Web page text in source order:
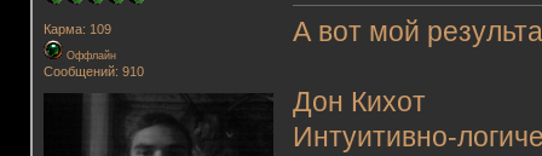
Карма: 109
Оффлайн
Сообщений: 910
А вот мой
Дон Кихот
Интуитивно-